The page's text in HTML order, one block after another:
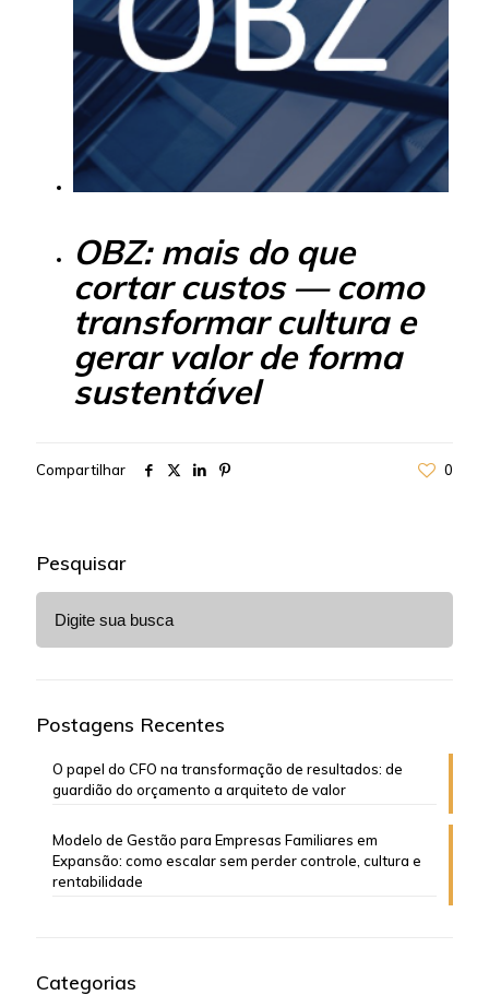
OBZ: mais do que
cortar custos — como
transformar cultura e
gerar valor de forma
sustentável
Compartilhar 0
Pesquisar
Postagens Recentes
O papel do CFO na transformação de resultados: de
guardião do orçamento a arquiteto de valor
Modelo de Gestão para Empresas Familiares em
Expansão: como escalar sem perder controle, cultura e
rentabilidade
Categorias